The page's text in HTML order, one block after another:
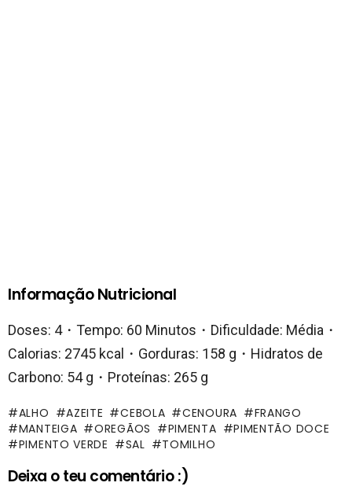
Informação Nutricional
Doses: 4・Tempo: 60 Minutos・Dificuldade: Média・
Calorias: 2745 kcal・Gorduras: 158 g・Hidratos de
Carbono: 54 g・Proteínas: 265 g
ALHO AZEITE CEBOLA CENOURA
FRANGO
MANTEIGA
OREGÃOS PIMENTA
PIMENTÃO DOCE
PIMENTO VERDE
SAL TOMILHO
Deixa o teu comentário :)